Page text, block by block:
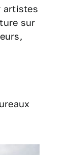
artistes
sur